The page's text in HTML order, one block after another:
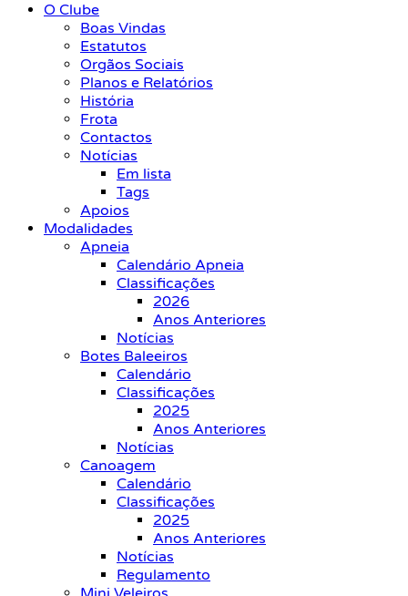
O Clube
Boas Vindas
Estatutos
Orgãos Sociais
Planos e Relatórios
História
Frota
Contactos
Notícias
Em lista
Tags
Apoios
Modalidades
Apneia
Calendário Apneia
Classificações
2026
Anos Anteriores
Notícias
Botes Baleeiros
Calendário
Classificações
2025
Anos Anteriores
Notícias
Canoagem
Calendário
Classificações
2025
Anos Anteriores
Notícias
Regulamento